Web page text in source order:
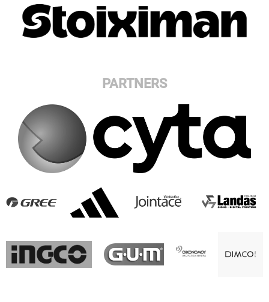
PARTNERS